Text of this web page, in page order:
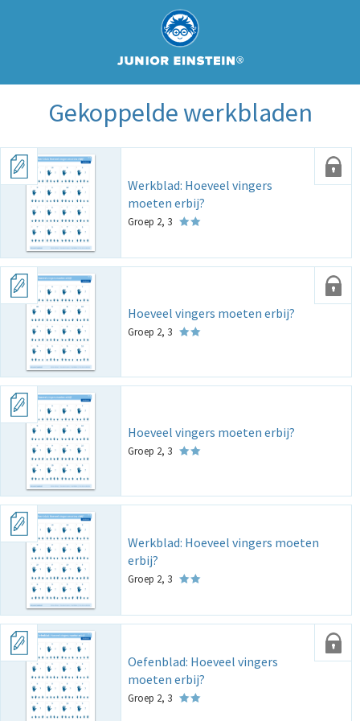
Gekoppelde werkbladen
Werkblad: Hoeveel vingers
moeten erbij?
Groep 2, 3
Hoeveel vingers moeten erbij?
Groep 2, 3
Hoeveel vingers moeten erbij?
Groep 2, 3
Werkblad: Hoeveel vingers moeten
erbij?
Groep 2, 3
Oefenblad: Hoeveel vingers
moeten erbij?
Groep 2, 3